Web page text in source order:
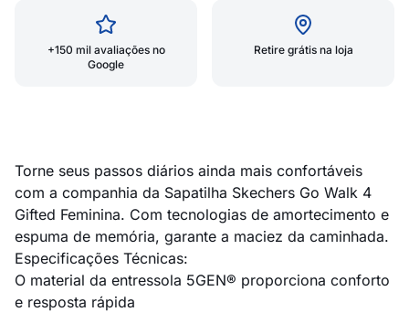
+150 mil avaliações no
Google
Retire grátis na loja
Torne seus passos diários ainda mais confortáveis
com a companhia da Sapatilha Skechers Go Walk 4
Gifted Feminina. Com tecnologias de amortecimento e
espuma de memória, garante a maciez da caminhada.
Especificações Técnicas:
O material da entressola 5GEN® proporciona conforto
e resposta rápida